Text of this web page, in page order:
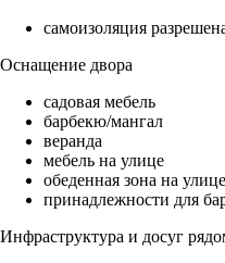
самоизоляция
Оснащение двора
садовая мебель
барбекю/мангал
веранда
мебель на улице
обеденная зона на улице
принадлежности для
Инфраструктура и досуг